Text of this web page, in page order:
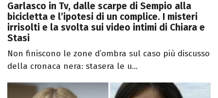
Garlasco in Tv, dalle scarpe di Sempio alla
bicicletta e l’ipotesi di un complice. I misteri
irrisolti e la svolta sui video intimi di Chiara e
Stasi
Non finiscono le zone d’ombra sul caso più discusso
della cronaca nera: stasera le u...